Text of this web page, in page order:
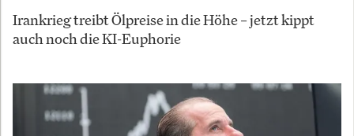
Irankrieg treibt Ölpreise in die Höhe – jetzt kippt
auch noch die KI-Euphorie